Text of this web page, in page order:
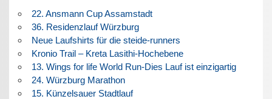
22. Ansmann Cup Assamstadt
36. Residenzlauf Würzburg
Neue Laufshirts für die steide-runners
Kronio Trail – Kreta Lasithi-Hochebene
13. Wings for life World Run-Dies Lauf ist einzigartig
24. Würzburg Marathon
15. Künzelsauer Stadtlauf